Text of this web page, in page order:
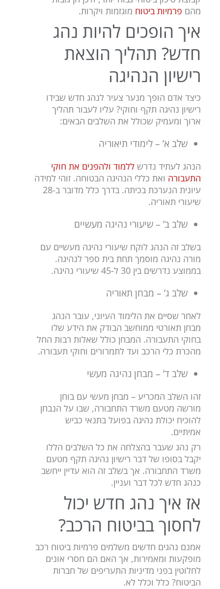
מהם פרמיות ביטוח מוגזמות ויקרות.
איך הופכים להיות נהג
חדש? תהליך הוצאת
רישיון הנהיגה
כיצד אדם הופך מנער צעיר לנהג חדש שבידו
רישיון נהיגה תקף וחוקי? עליו לעבור תהליך
ארוך ומעמיק שכולל את השלבים הבאים:
שלב א’ – לימודי תיאוריה
הנהג לעתיד נדרש ללמוד ולהפנים את חוקי
התעבורה ואת כללי הנהיגה הבטוחה. זוהי למידה
עיונית הנערכת בכיתה. בדרך כלל מדובר ב-28
שיעורי תאוריה.
שלב ב’ – שיעורי נהיגה מעשיים
בשלב זה הנהג לוקח שיעורי נהיגה מעשיים עם
מורה נהיגה מוסמך תחת בית ספר לנהיגה.
בממוצע נדרשים בין 30 ל-45 שיעורי נהיגה.
שלב ג’ – מבחן תאוריה
לאחר שסיים את הלימוד העיוני, עובר הנהג
מבחן תאורטי ממוחשב הבודק את הידע שלו
בחוקי התעבורה. המבחן כולל שאלות רבות החל
מהכרת כלי הרכב ועד לתמרורים וחוקי תעבורה.
שלב ד’ – מבחן נהיגה מעשי
זהו השלב המכריע – מבחן מעשי עם בוחן
מורשה מטעם משרד התחבורה, שבו על הנבחן
להוכיח יכולת נהיגה בפועל בתנאי כביש
אמיתיים.
רק נהג שעבר בהצלחה את כל השלבים הללו
יקבל בסופו של דבר רישיון נהיגה תקף מטעם
משרד התחבורה. אך בשלב זה הוא עדיין ייחשב
כנהג חדש לכל דבר ועניין.
אז איך נהג חדש יכול
לחסוך בביטוח הרכב?
אמנם נהגים חדשים משלמים פרמיות ביטוח רכב
מופקעות ומאמירות, אך האם הם חסרי אונים
לחלוטין בפני מדיניות התעריפים של חברות
הביטוח? כלל וכלל לא.